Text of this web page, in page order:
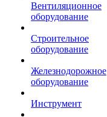
Вентиляционное
оборудование
Строительное
оборудование
Железнодорожное
оборудование
Инструмент